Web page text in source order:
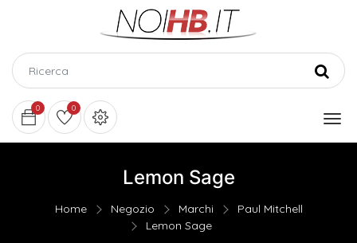
0 0
Lemon Sage
Home Negozio Marchi
Paul Mitchell
Lemon Sage